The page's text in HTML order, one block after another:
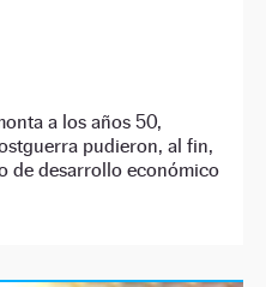
a los años 50,
pudieron, al fin,
de desarrollo económico